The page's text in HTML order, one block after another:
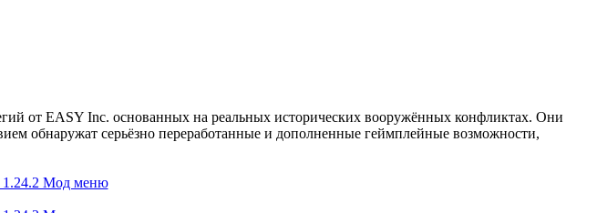
от EASY Inc. основанных на реальных исторических вооружённых конфликтах. Они
обнаружат серьёзно переработанные и дополненные геймплейные возможности,